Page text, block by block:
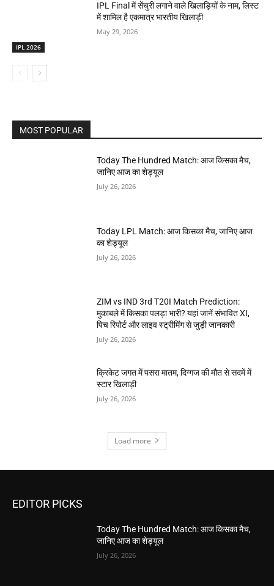
IPL 2026
IPL Final में सेंचुरी लगाने वाले खिलाड़ियों के नाम, लिस्ट
में शामिल है एकमात्र भारतीय खिलाड़ी
May 29, 2026
MOST POPULAR
Today The Hundred Match: आज किसका मैच,
जानिए आज का शेड्यूल
July 26, 2026
Today LPL Match: आज किसका मैच, जानिए आज
का शेड्यूल
July 26, 2026
ZIM vs IND 3rd T20I Match Prediction:
मुकाबले में किसका पलड़ा भारी? यहां जानें संभावित XI,
पिच रिपोर्ट और लाइव स्ट्रीमिंग से जुड़ी जानकारी
July 26, 2026
क्रिकेट जगत में पसरा मातम, दिग्गज की मौत से सदमें में
स्टार खिलाड़ी
July 26, 2026
Load more
EDITOR PICKS
Today The Hundred Match: आज किसका मैच,
जानिए आज का शेड्यूल
July 26, 2026